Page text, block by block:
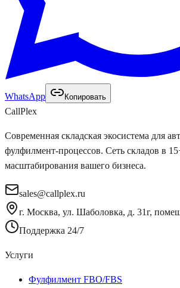
WhatsApp Копировать
CallPlex
Современная складская экосистема для
фулфилмент-процессов. Сеть складов в
масштабирования вашего бизнеса.
sales@callplex.ru
г. Москва, ул. Шаболовка, д. 31г,
Поддержка 24/7
Услуги
Фулфилмент FBO/FBS